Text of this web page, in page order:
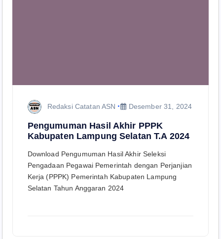
Redaksi Catatan ASN Desember 31, 2024
Pengumuman Hasil Akhir PPPK
Kabupaten Lampung Selatan T.A 2024
Download Pengumuman Hasil Akhir Seleksi
Pengadaan Pegawai Pemerintah dengan Perjanjian
Kerja (PPPK) Pemerintah Kabupaten Lampung
Selatan Tahun Anggaran 2024